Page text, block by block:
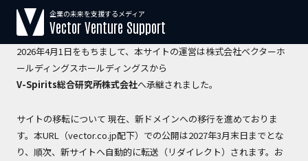
【運営会社変更のお知らせ】
2026年4月1日をもちまして、本サイトの運営は株式会社ベクターホ
ールディングスホールディングスから
V-Spirits総合研究所株式会社へ承継されました。
サイトの移転について 現在、新ドメインへの移行を進めておりま
す。本URL（vector.co.jp配下）での公開は2027年3月末日までとな
り、順次、新サイトへ自動的に転送（リダイレクト）されます。お
企業の未来を支援するメディア
Vector Venture Support